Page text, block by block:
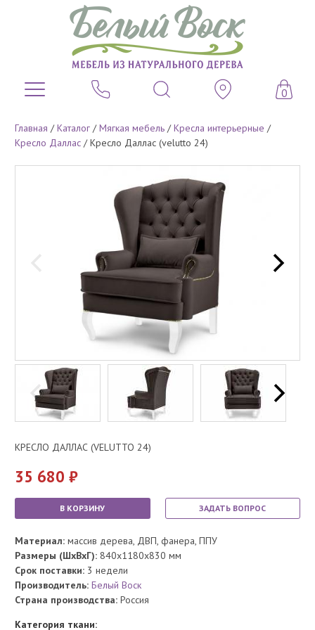
0
Главная /Каталог /Мягкая мебель /Кресла интерьерные /
Кресло Даллас /Кресло Даллас (velutto 24)
КРЕСЛО ДАЛЛАС (VELUTTO 24)
35 680
В КОРЗИНУ ЗАДАТЬ ВОПРОС
Материал: массив дерева, ДВП, фанера, ППУ
Размеры (ШхВхГ): 840x1180x830 мм
Срок поставки: 3 недели
Производитель: Белый Воск
Страна производства: Россия
Категория ткани: